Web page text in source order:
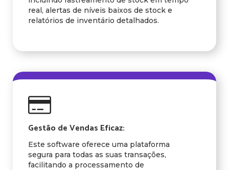
real, alertas de níveis baixos de stock e
relatórios de inventário detalhados.
Gestão de Vendas Eficaz:
Este software oferece uma plataforma
segura para todas as suas transações,
facilitando a processamento de